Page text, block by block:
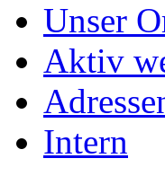
Unser
Aktiv
Intern